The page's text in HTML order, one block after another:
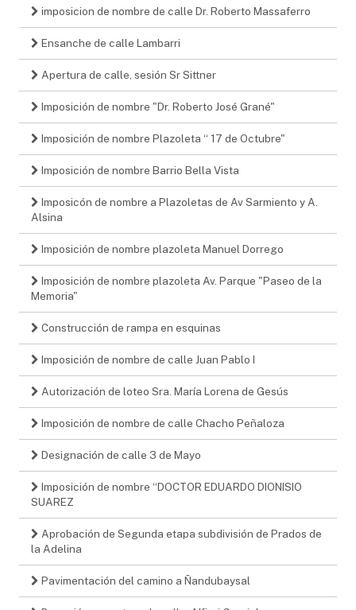
imposicion de nombre de calle Dr. Roberto Massaferro
Ensanche de calle Lambarri
Apertura de calle, sesión Sr Sittner
Imposición de nombre "Dr. Roberto José Grané"
Imposición de nombre Plazoleta “ 17 de Octubre"
Imposición de nombre Barrio Bella Vista
Imposicón de nombre a Plazoletas de Av Sarmiento y A.
Alsina
Imposición de nombre plazoleta Manuel Dorrego
Imposición de nombre plazoleta Av. Parque "Paseo de la
Memoria"
Construcción de rampa en esquinas
Imposición de nombre de calle Juan Pablo I
Autorización de loteo Sra. María Lorena de Gesús
Imposición de nombre de calle Chacho Peñaloza
Designación de calle 3 de Mayo
Imposición de nombre “DOCTOR EDUARDO DIONISIO
SUAREZ
Aprobación de Segunda etapa subdivisión de Prados de
la Adelina
Pavimentación del camino a Ñandubaysal